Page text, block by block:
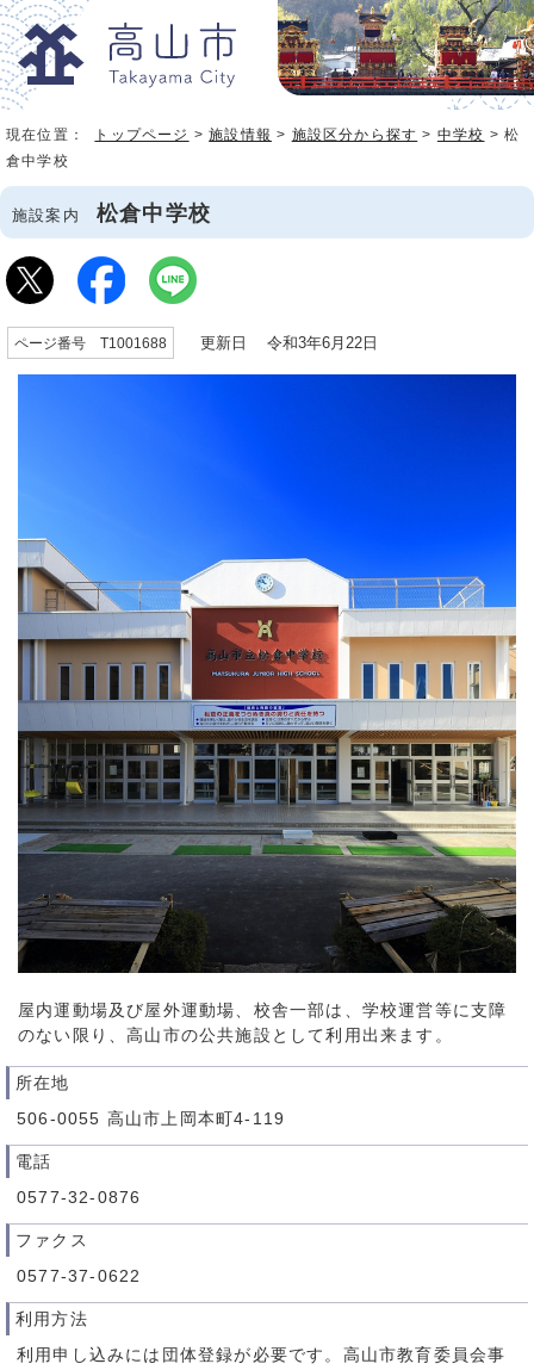
現在位置： トップページ >施設情報 > 施設区分から探す > 中学校 > 松
倉中学校
施設案内 松倉中学校
ページ番号 T1001688 更新日 令和3年6月22日
屋内運動場及び屋外運動場、校舎一部は、学校運営等に支障
のない限り、高山市の公共施設として利用出来ます。
所在地
506-0055 高山市上岡本町4-119
電話
0577-32-0876
ファクス
0577-37-0622
利用方法
利用申し込みには団体登録が必要です。高山市教育委員会事